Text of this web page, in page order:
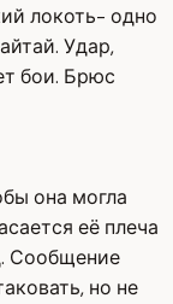
локоть- одно
Удар,
бои. Брюс
она могла
её плеча
Сообщение
но не